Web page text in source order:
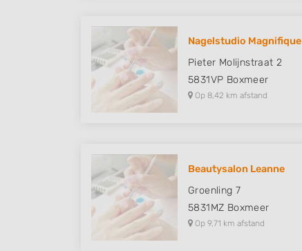
Nagelstudio Magnifique
Pieter Molijnstraat 2
5831VP Boxmeer
Op 8,42 km afstand
Beautysalon Leanne
Groenling 7
5831MZ Boxmeer
Op 9,71 km afstand